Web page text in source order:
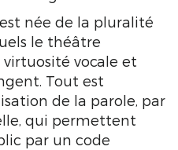
née de la pluralité
le théâtre
vocale et
Tout est
de la parole, par
qui permettent
par un code